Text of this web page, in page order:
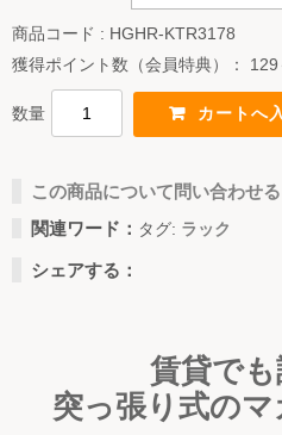
商品コード : HGHR-KTR3178
獲得ポイント数（会員特典）：
129
数量
この商品について問い合わせる
関連ワード： タグ: ラック
シェアする：
賃貸で
突っ張り式の